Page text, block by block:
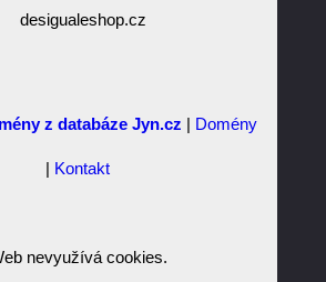
desigualeshop.cz
z databáze Jyn.cz | Domény
| Kontakt
nevyužívá cookies.